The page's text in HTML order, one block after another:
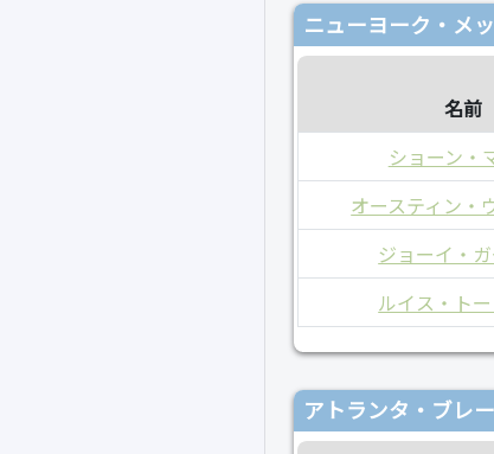
ニューヨーク・メ
名前
ショーン・
オースティン・
ジョーイ・
ルイス・ト
アトランタ・ブレ